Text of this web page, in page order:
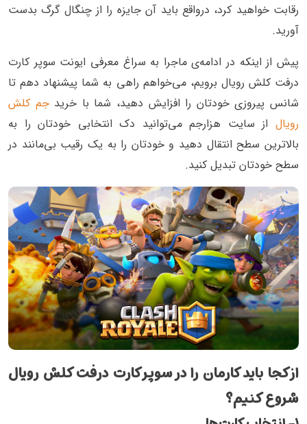
رقابت خواهید کرد، درواقع باید آن جایزه را از چنگال گرگ بدست
آورید.
پیش از اینکه در ادامه‌ی ماجرا به سراغ معرفی ایونت سوپر کارت
درفت کلش رویال برویم، می‌خواهم راهی به شما پیشنهاد دهم تا
شانس پیروزی خودتان را افزایش دهید، شما با خرید جم کلش
رویال از سایت هزارجم می‌توانید دک انتخابی خودتان را به
بالاترین سطح انتقال دهید و خودتان را به یک رقیب بی‌مانند در
سطح خودتان تبدیل کنید.
از کجا باید کارمان را در سوپر کارت درفت کلش رویال
شروع کنیم؟